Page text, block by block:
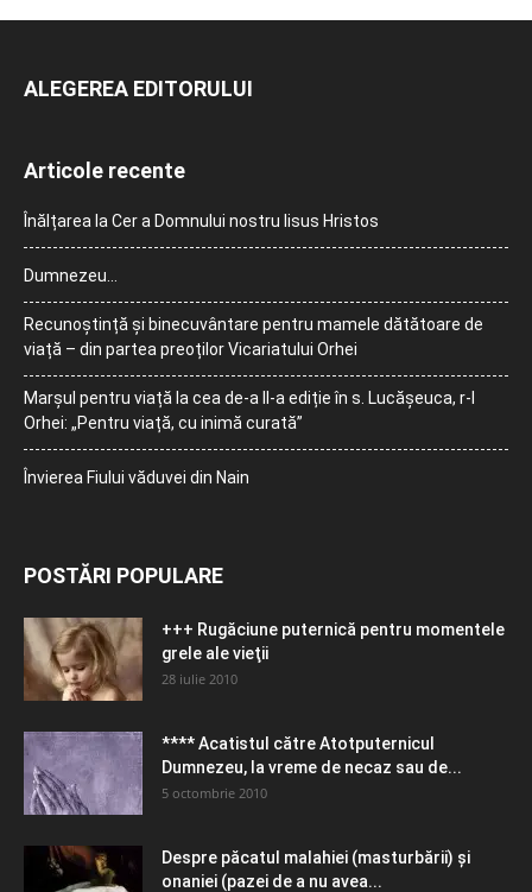
ALEGEREA EDITORULUI
Articole recente
Înălțarea la Cer a Domnului nostru Iisus Hristos
Dumnezeu…
Recunoștință și binecuvântare pentru mamele dătătoare de
viață – din partea preoților Vicariatului Orhei
Marșul pentru viață la cea de-a II-a ediție în s. Lucășeuca, r-l
Orhei: „Pentru viață, cu inimă curată”
Învierea Fiului văduvei din Nain
POSTĂRI POPULARE
+++ Rugăciune puternică pentru momentele
grele ale vieţii
28 iulie 2010
**** Acatistul către Atotputernicul
Dumnezeu, la vreme de necaz sau de...
5 octombrie 2010
Despre păcatul malahiei (masturbării) şi
onaniei (pazei de a nu avea...